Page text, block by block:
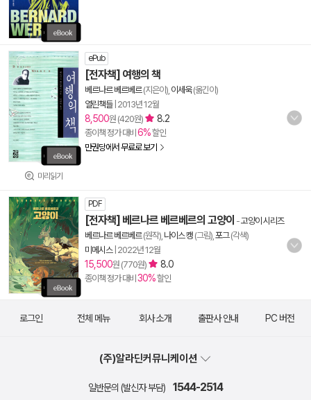
미리읽기
ePub
[전자책] 여행의 책
베르나르 베르베르(지은이), 이세욱(옮긴이)
열린책들| 2013년 12월
8,500원 (420원) 8.2
종이책 정가 대비 6%할인
만권당에서 무료로 보기
PDF
[전자책] 베르나르 베르베르의 고양이 -고양이 시리즈
베르나르 베르베르(원작), 나이스 캥 (그림), 포그(각색)
미메시스| 2022년 12월
15,500원 (770원) 8.0
종이책 정가 대비 30%할인
로그인 전체 메뉴 회사 소개 출판사 안내 PC 버전
(주)알라딘커뮤니케이션
일반문의 (발신자 부담) 1544-2514